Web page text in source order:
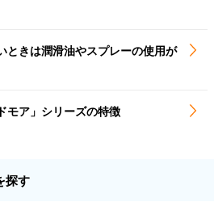
ときは潤滑油やスプレーの使用が
モア」シリーズの特徴
探す